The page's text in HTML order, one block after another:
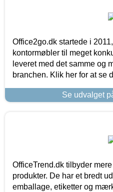
Office2go.dk startede i
kontormøbler til meget
leveret med det samme og
branchen. Klik her for at se
Se udvalget
OfficeTrend.dk tilbyder
produkter. De har et bredt
emballage, etiketter og